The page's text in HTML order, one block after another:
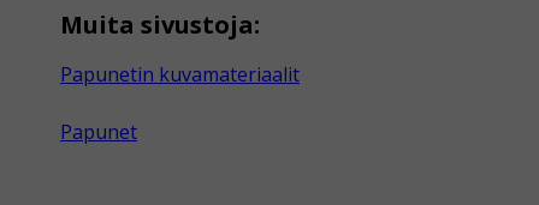
Muita sivustoja:
Papunetin kuvamateriaalit
Papunet